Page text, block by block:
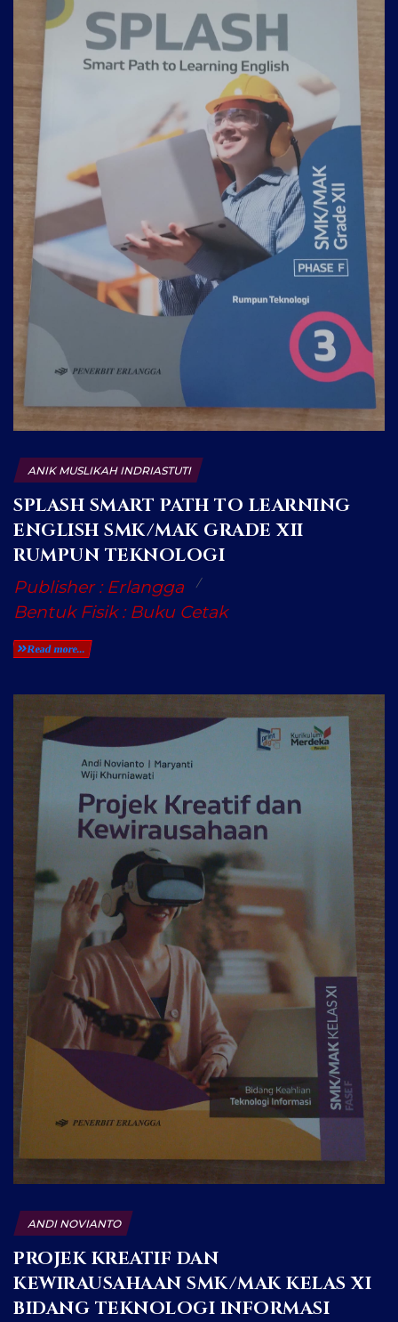
ANIK MUSLIKAH INDRIASTUTI
SPLASH SMART PATH TO LEARNING
ENGLISH SMK/MAK GRADE XII
RUMPUN TEKNOLOGI
Publisher : Erlangga
Bentuk Fisik : Buku Cetak
Read more...
ANDI NOVIANTO
PROJEK KREATIF DAN
KEWIRAUSAHAAN SMK/MAK KELAS XI
BIDANG TEKNOLOGI INFORMASI